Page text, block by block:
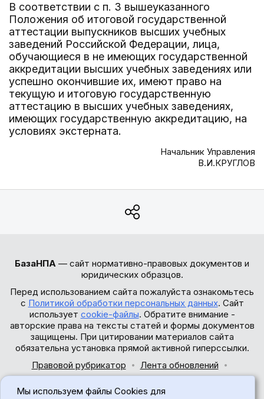
В соответствии с п. 3 вышеуказанного
Положения об итоговой государственной
аттестации выпускников высших учебных
заведений Российской Федерации, лица,
обучающиеся в не имеющих государственной
аккредитации высших учебных заведениях или
успешно окончившие их, имеют право на
текущую и итоговую государственную
аттестацию в высших учебных заведениях,
имеющих государственную аккредитацию, на
условиях экстерната.
Начальник Управления
В.И.КРУГЛОВ
БазаНПА — сайт нормативно-правовых документов и
юридических образцов.
Перед использованием сайта пожалуйста ознакомьтесь
с Политикой обработки персональных данных. Сайт
использует cookie-файлы. Обратите внимание -
авторские права на тексты статей и формы документов
защищены. При цитировании материалов сайта
обязательна установка прямой активной гиперссылки.
Правовой рубрикатор
Лента обновлений
Мы используем файлы Cookies для